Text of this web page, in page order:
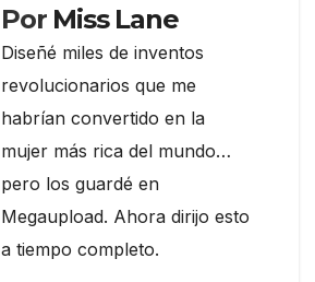
Por Miss Lane
Diseñé miles de inventos
revolucionarios que me
habrían convertido en la
mujer más rica del mundo…
pero los guardé en
Megaupload. Ahora dirijo esto
a tiempo completo.